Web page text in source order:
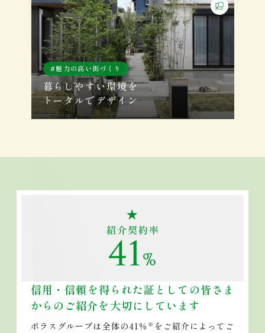
魅力の高い街づくり
暮らしやすい環境を
トータルでデザイン
信用・信頼を得られた証としての皆さま
からのご紹介を大切にしています
ポラスグループは全体の41％ ※ をご紹介によってご